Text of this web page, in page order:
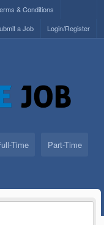
& Conditions
Login/Register
a Job
Time Part-Time